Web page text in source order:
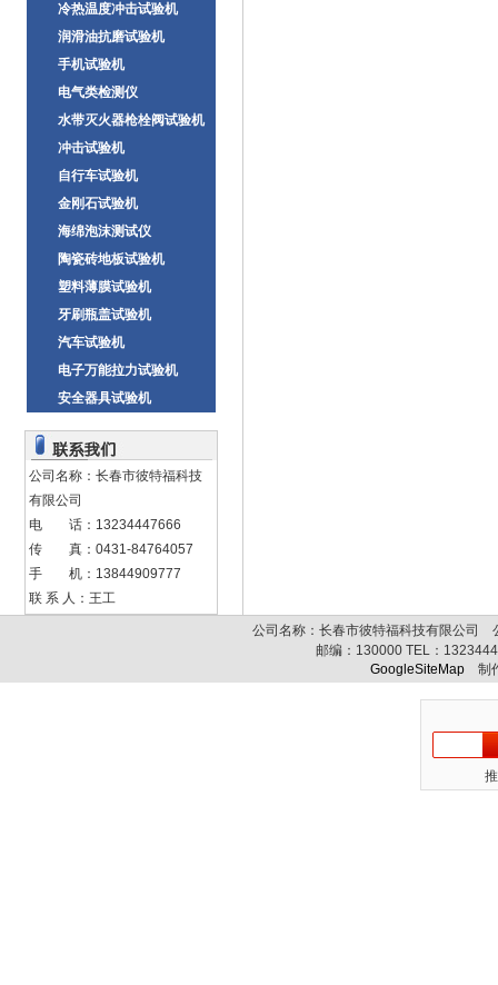
冷热温度冲击试验机
润滑油抗磨试验机
手机试验机
电气类检测仪
水带灭火器枪栓阀试验机
冲击试验机
自行车试验机
金刚石试验机
海绵泡沫测试仪
陶瓷砖地板试验机
塑料薄膜试验机
牙刷瓶盖试验机
汽车试验机
电子万能拉力试验机
安全器具试验机
公司名称：长春市彼特福科技
有限公司
电 话：13234447666
传 真：0431-84764057
手 机：13844909777
联 系 人：王工
公司名称：长春市彼特福科技有限公司
邮编： 130000TEL：
GoogleSiteMap 制